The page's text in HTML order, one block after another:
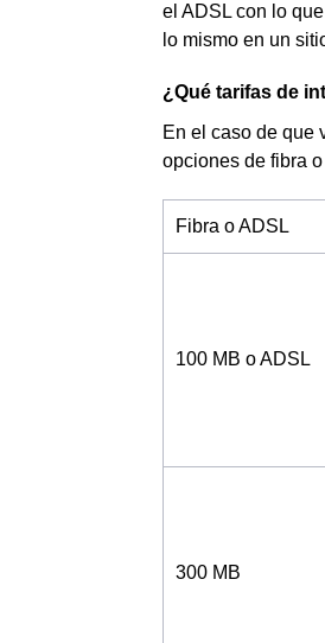
el ADSL con lo
lo mismo en un
¿Qué tarifas de
En el caso de que
opciones de fibra
Fibra o ADSL
100 MB o ADSL
300 MB